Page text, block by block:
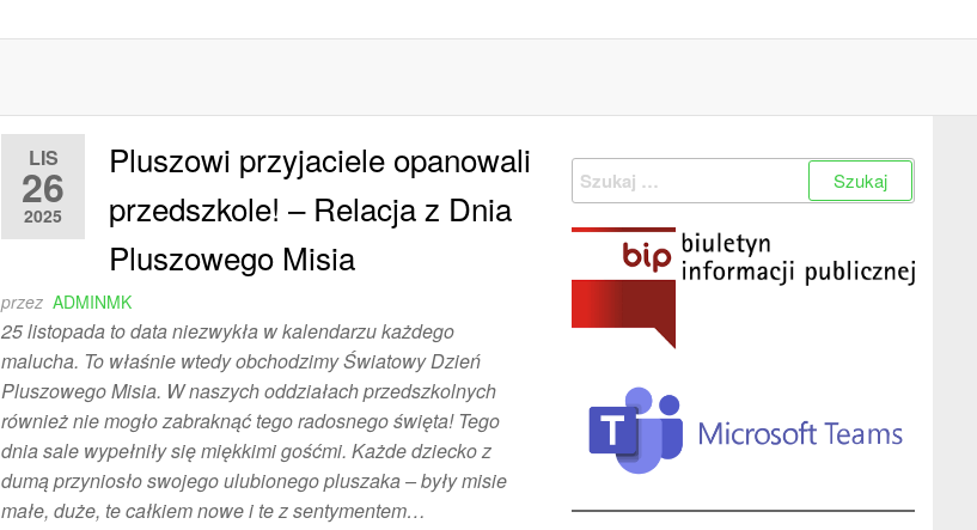
LIS
26
2025
Pluszowi przyjaciele opanowali
przedszkole! – Relacja z Dnia
Pluszowego Misia
przez ADMINMK
25 listopada to data niezwykła w kalendarzu każdego
malucha. To właśnie wtedy obchodzimy Światowy Dzień
Pluszowego Misia. W naszych oddziałach przedszkolnych
również nie mogło zabraknąć tego radosnego święta! Tego
dnia sale wypełniły się miękkimi gośćmi. Każde dziecko z
dumą przyniosło swojego ulubionego pluszaka – były misie
małe, duże, te całkiem nowe i te z sentymentem…
Szukaj: